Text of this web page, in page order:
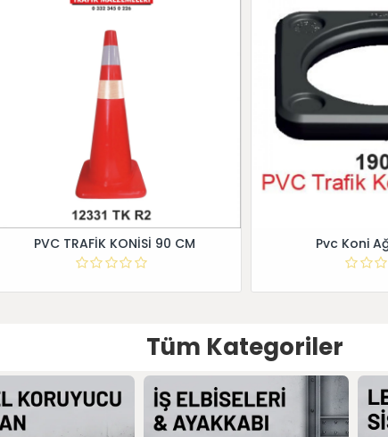
PVC TRAFİK KONİSİ 90 CM Pvc Koni
Tüm Kategoriler